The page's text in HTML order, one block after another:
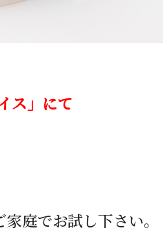
ス」にて
庭でお試し下さい。